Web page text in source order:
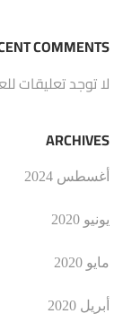
COMMENTS
لا توجد تعليقات
ARCHIVES
أغسطس 2024
يونيو 2020
مايو 2020
أبريل 2020